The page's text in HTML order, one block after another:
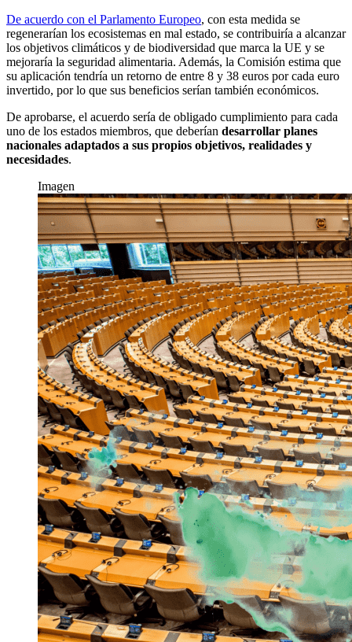
De acuerdo con el Parlamento Europeo, con esta medida se
regenerarían los ecosistemas en mal estado, se contribuiría a alcanzar
los objetivos climáticos y de biodiversidad que marca la UE y se
mejoraría la seguridad alimentaria. Además, la Comisión estima que
su aplicación tendría un retorno de entre 8 y 38 euros por cada euro
invertido, por lo que sus beneficios serían también económicos.
De aprobarse, el acuerdo sería de obligado cumplimiento para cada
uno de los estados miembros, que deberían desarrollar planes
nacionales adaptados a sus propios objetivos, realidades y
necesidades.
Imagen